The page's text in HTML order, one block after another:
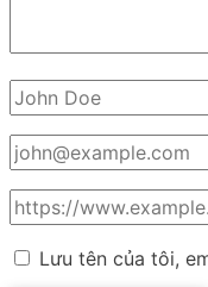
Lưu tên của tôi,